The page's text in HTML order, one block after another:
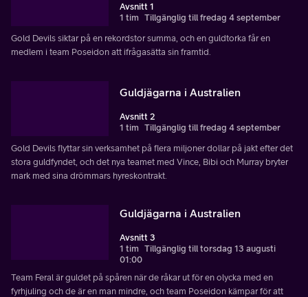
Avsnitt 1
1 tim Tillgänglig till fredag 4 september
Gold Devils siktar på en rekordstor summa, och en guldtorka får en
medlem i team Poseidon att ifrågasätta sin framtid.
Guldjägarna i Australien
Avsnitt 2
1 tim Tillgänglig till fredag 4 september
Gold Devils flyttar sin verksamhet på flera miljoner dollar på jakt efter det
stora guldfyndet, och det nya teamet med Vince, Bibi och Murray bryter
mark med sina drömmars hyreskontrakt.
Guldjägarna i Australien
Avsnitt 3
1 tim Tillgänglig till torsdag 13 augusti
01:00
Team Feral är guldet på spåren när de råkar ut för en olycka med en
fyrhjuling och de är en man mindre, och team Poseidon kämpar för att